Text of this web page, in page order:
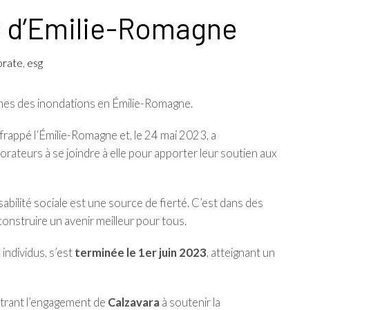
Romagne
, esg
des inondations en Émilie-Romagne.
l’Émilie-Romagne et, le 24 mai 2023, a
à se joindre à elle pour apporter leur soutien aux
sociale est une source de fierté. C’est dans des
un avenir meilleur pour tous.
s’est terminée le 1er juin 2023, atteignant un
l’engagement de Calzavara à soutenir la